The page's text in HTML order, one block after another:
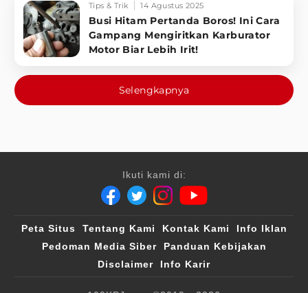
Tips & Trik 14 Agustus 2025
Busi Hitam Pertanda Boros! Ini Cara
Gampang Mengiritkan Karburator
Motor Biar Lebih Irit!
Selengkapnya
Ikuti kami di:
Peta Situs Tentang Kami Kontak Kami
Info Iklan
Pedoman Media Siber
Panduan Kebijakan
Disclaimer
Info Karir